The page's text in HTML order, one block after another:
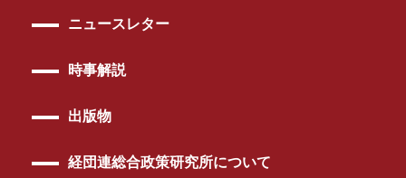
ニュースレター
時事解説
出版物
経団連総合政策研究所について